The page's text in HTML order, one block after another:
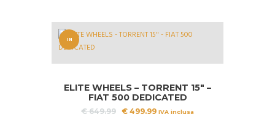
IN
ELITE WHEELS – TORRENT 15″ –
FIAT 500 DEDICATED
€649.99 Il
€ 499.99IlIVA inclusa